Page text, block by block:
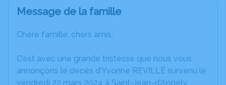
Message de la famille
Chère famille, chers amis,
C’est avec une grande tristesse que nous vous
annonçons le décès d’Yvonne REVILLÉ survenu le
vendredi 22 mars 2024 à Saint-Jean-d'Angély.